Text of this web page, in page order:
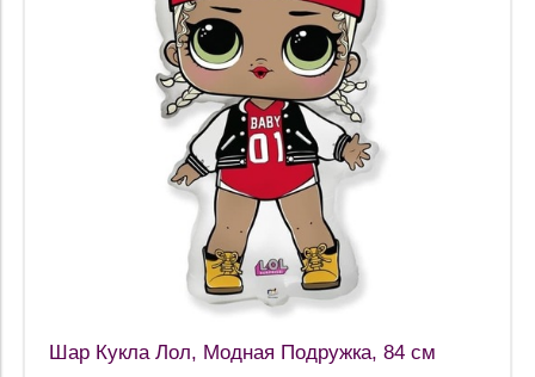
Шар Кукла Лол, Модная Подружка, 84 см